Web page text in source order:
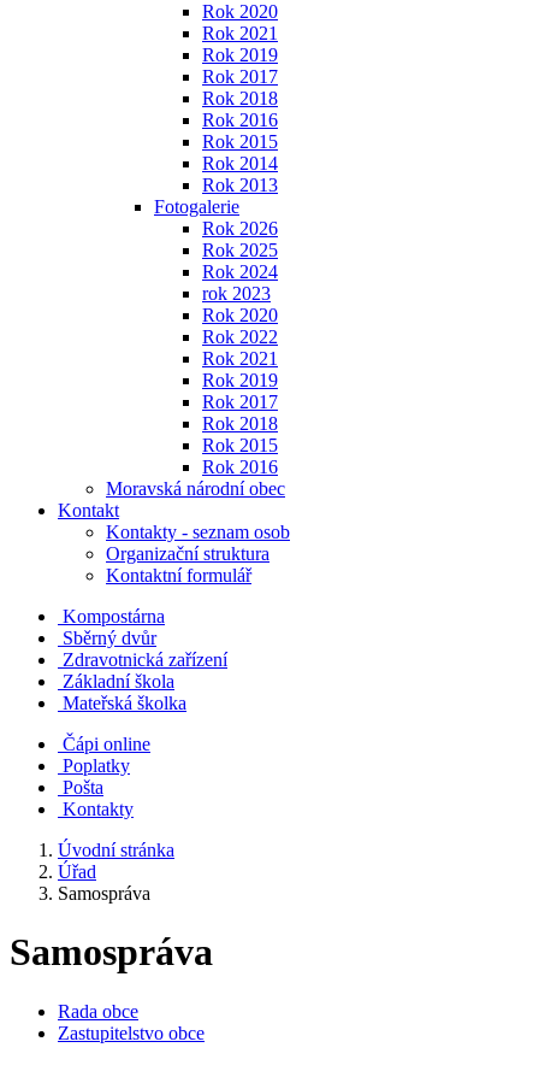
Rok 2020
Rok 2021
Rok 2019
Rok 2017
Rok 2018
Rok 2016
Rok 2015
Rok 2014
Rok 2013
Fotogalerie
Rok 2026
Rok 2025
Rok 2024
rok 2023
Rok 2020
Rok 2022
Rok 2021
Rok 2019
Rok 2017
Rok 2018
Rok 2015
Rok 2016
Moravská národní obec
Kontakt
Kontakty - seznam osob
Organizační struktura
Kontaktní formulář
Kompostárna
Sběrný dvůr
Zdravotnická zařízení
Základní škola
Mateřská školka
Čápi online
Poplatky
Pošta
Kontakty
Úvodní stránka
Úřad
Samospráva
Samospráva
Rada obce
Zastupitelstvo obce